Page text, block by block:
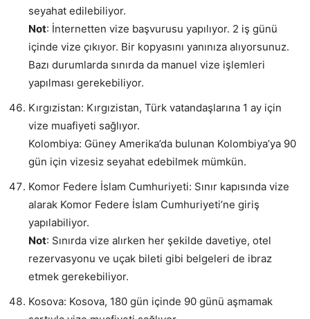
seyahat edilebiliyor.
Not: İnternetten vize başvurusu yapılıyor. 2 iş günü
içinde vize çıkıyor. Bir kopyasını yanınıza alıyorsunuz.
Bazı durumlarda sınırda da manuel vize işlemleri
yapılması gerekebiliyor.
Kırgızistan: Kırgızistan, Türk vatandaşlarına 1 ay için
vize muafiyeti sağlıyor.
Kolombiya: Güney Amerika’da bulunan Kolombiya’ya 90
gün için vizesiz seyahat edebilmek mümkün.
Komor Federe İslam Cumhuriyeti: Sınır kapısında vize
alarak Komor Federe İslam Cumhuriyeti’ne giriş
yapılabiliyor.
Not: Sınırda vize alırken her şekilde davetiye, otel
rezervasyonu ve uçak bileti gibi belgeleri de ibraz
etmek gerekebiliyor.
Kosova: Kosova, 180 gün içinde 90 günü aşmamak